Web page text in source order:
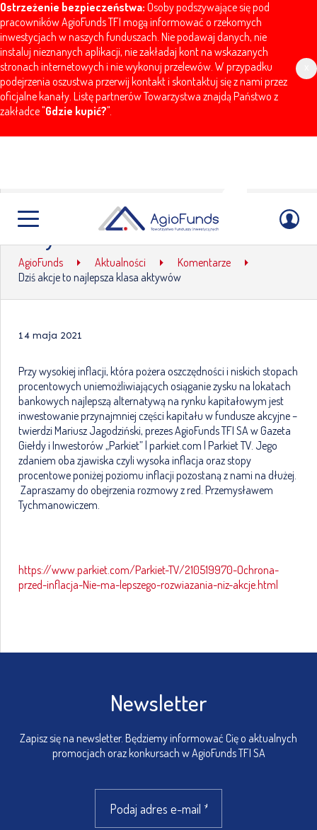
Ostrzeżenie bezpieczeństwa: Osoby podszywające się pod
pracowników AgioFunds TFI mogą informować o rzekomych
inwestycjach w naszych funduszach. Nie podawaj danych, nie
instaluj nieznanych aplikacji, nie zakładaj kont na wskazanych
stronach internetowych i nie wykonuj przelewów. W przypadku
podejrzenia oszustwa przerwij kontakt i skontaktuj się z nami przez
oficjalne kanały. Listę partnerów Towarzystwa znajdą Państwo z
zakładce "Gdzie kupić?".
Dziś akcje to najlepsza klasa
aktywów
AgioFunds Aktualności
Komentarze
Dziś akcje to najlepsza klasa aktywów
14 maja 2021
Przy wysokiej inflacji, która pożera oszczędności i niskich stopach
procentowych uniemożliwiających osiąganie zysku na lokatach
bankowych najlepszą alternatywą na rynku kapitałowym jest
inwestowanie przynajmniej części kapitału w fundusze akcyjne –
twierdzi Mariusz Jagodziński, prezes AgioFunds TFI SA w Gazeta
Giełdy i Inwestorów „Parkiet” | parkiet.com | Parkiet TV. Jego
zdaniem oba zjawiska czyli wysoka inflacja oraz stopy
procentowe poniżej poziomu inflacji pozostaną z nami na dłużej.
Zapraszamy do obejrzenia rozmowy z red. Przemysławem
Tychmanowiczem.
https://www.parkiet.com/Parkiet-TV/210519970-Ochrona-
przed-inflacja-Nie-ma-lepszego-rozwiazania-niz-akcje.html
Newsletter
Zapisz się na newsletter. Będziemy informować Cię o aktualnych
promocjach oraz konkursach w AgioFunds TFI SA